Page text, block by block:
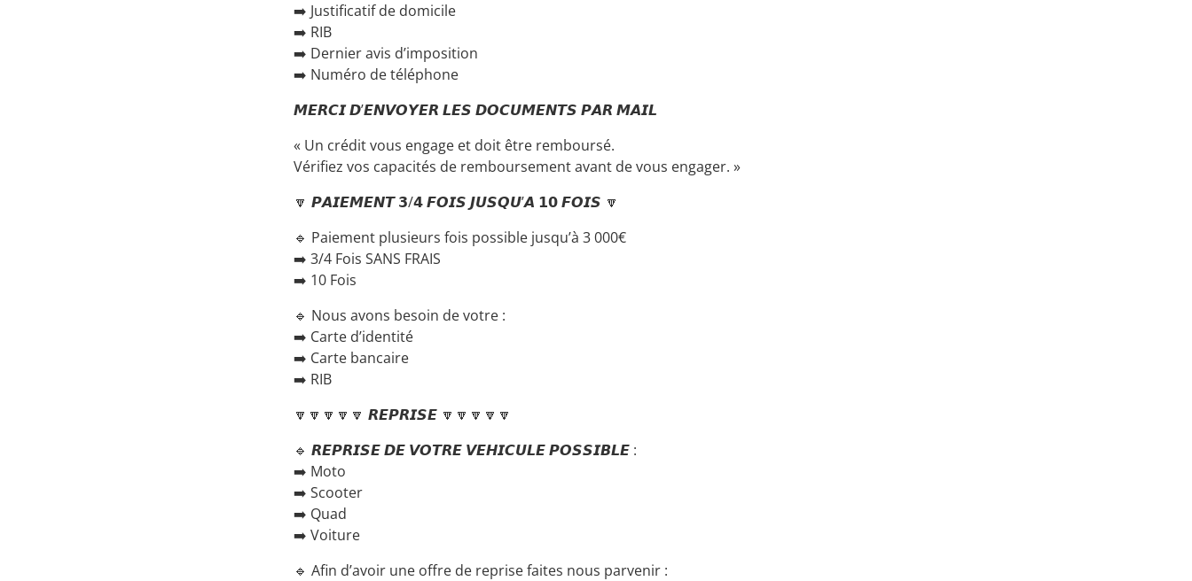
➡️ Justificatif de domicile
➡️ RIB
➡️ Dernier avis d’imposition
➡️ Numéro de téléphone
𝙈𝙀𝙍𝘾𝙄 𝘿’𝙀𝙉𝙑𝙊𝙔𝙀𝙍 𝙇𝙀𝙎 𝘿𝙊𝘾𝙐𝙈𝙀𝙉𝙏𝙎 𝙋𝘼𝙍 𝙈𝘼𝙄𝙇
« Un crédit vous engage et doit être remboursé.
Vérifiez vos capacités de remboursement avant de vous engager. »
🔽 𝙋𝘼𝙄𝙀𝙈𝙀𝙉𝙏 𝟯/𝟰 𝙁𝙊𝙄𝙎 𝙅𝙐𝙎𝙌𝙐’𝘼 𝟭𝟬 𝙁𝙊𝙄𝙎 🔽
🔹 Paiement plusieurs fois possible jusqu’à 3 000€
➡️ 3/4 Fois SANS FRAIS
➡️ 10 Fois
🔹 Nous avons besoin de votre :
➡️ Carte d’identité
➡️ Carte bancaire
➡️ RIB
🔽🔽🔽🔽🔽 𝙍𝙀𝙋𝙍𝙄𝙎𝙀 🔽🔽🔽🔽🔽
🔹 𝙍𝙀𝙋𝙍𝙄𝙎𝙀 𝘿𝙀 𝙑𝙊𝙏𝙍𝙀 𝙑𝙀𝙃𝙄𝘾𝙐𝙇𝙀 𝙋𝙊𝙎𝙎𝙄𝘽𝙇𝙀 :
➡️ Moto
➡️ Scooter
➡️ Quad
➡️ Voiture
🔹 Afin d’avoir une offre de reprise faites nous parvenir :